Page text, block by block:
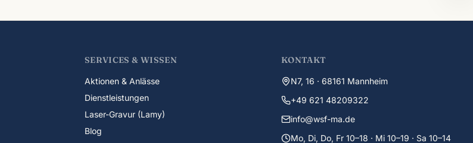
SERVICES & WISSEN
Aktionen & Anlässe
Dienstleistungen
Laser-Gravur (Lamy)
Blog
KONTAKT
N7, 16 · 68161 Mannheim
+49 621 48209322
info@wsf-ma.de
Mo, Di, Do, Fr 10–18 · Mi 10–19 · Sa 10–14